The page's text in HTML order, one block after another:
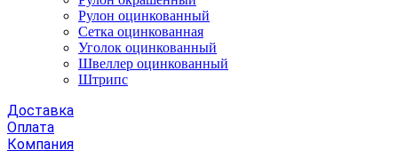
Рулон оцинкованный
Сетка оцинкованная
Уголок оцинкованный
Швеллер оцинкованный
Штрипс
Доставка
Оплата
Компания